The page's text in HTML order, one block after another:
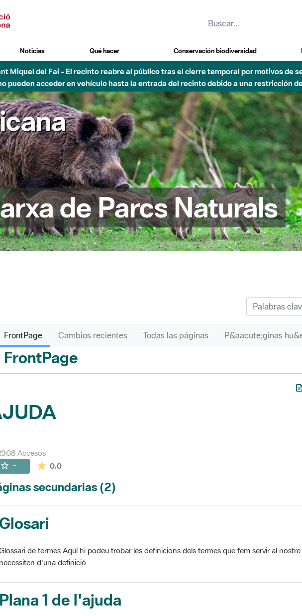
Noticias Qué hacer Conservación biodiversidad
Miquel del Fai - El recinto reabre al público tras el cierre temporal por motivos de
pueden acceder en vehículo hasta la entrada del recinto debido a una restricción
de Parcs Naturals
FrontPage Cambios recientes Todas las páginas
FrontPage
Accesos
- 0.0La valoración media es de 0 estrellas de 5.
secundarias (2)
Glosari
de termes Aquí hi podeu trobar les definicions dels termes que fem servir al
necessiten d'una definició
Plana 1 de l'ajuda